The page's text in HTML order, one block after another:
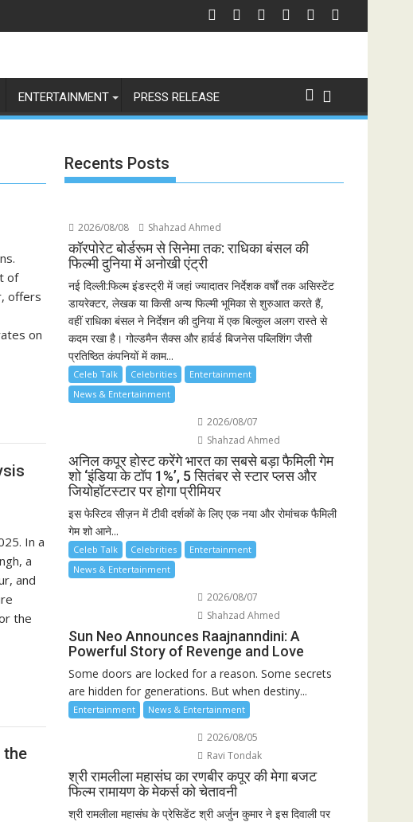
Revenge and Love
श्री रामलीला महासंघ का रणबीर कपूर की मेगा बजट फिल्म रामायण के मेकर्स को चेतावनीछात्रों के समर्थन
ENTERTAINMENT PRESS RELEASE
of
offers
on
In a
a
and
the
the
Recents Posts
2026/08/08 Shahzad Ahmed
कॉरपोरेट बोर्डरूम से सिनेमा तक: राधिका बंसल की
फिल्मी दुनिया में अनोखी एंट्री
नई दिल्ली:फिल्म इंडस्ट्री में जहां ज्यादातर निर्देशक वर्षों तक असिस्टेंट
डायरेक्टर, लेखक या किसी अन्य फिल्मी भूमिका से शुरुआत करते हैं,
वहीं राधिका बंसल ने निर्देशन की दुनिया में एक बिल्कुल अलग रास्ते से
कदम रखा है। गोल्डमैन सैक्स और हार्वर्ड बिजनेस पब्लिशिंग जैसी
प्रतिष्ठित कंपनियों में काम...
Celeb Talk Celebrities
Entertainment
News & Entertainment
2026/08/07
Shahzad Ahmed
अनिल कपूर होस्ट करेंगे भारत का सबसे बड़ा फैमिली गेम
शो ‘इंडिया के टॉप 1%’, 5 सितंबर से स्टार प्लस और
जियोहॉटस्टार पर होगा प्रीमियर
इस फेस्टिव सीज़न में टीवी दर्शकों के लिए एक नया और रोमांचक फैमिली
गेम शो आने...
Celeb Talk Celebrities
Entertainment
News & Entertainment
2026/08/07
Shahzad Ahmed
Sun Neo Announces Raajnanndini: A
Powerful Story of Revenge and Love
Some doors are locked for a reason. Some secrets
are hidden for generations. But when destiny...
Entertainment News & Entertainment
2026/08/05
Ravi Tondak
श्री रामलीला महासंघ का रणबीर कपूर की मेगा बजट
फिल्म रामायण के मेकर्स को चेतावनी
श्री रामलीला महासंघ के प्रेसिडेंट श्री अर्जुन कुमार ने इस दिवाली पर